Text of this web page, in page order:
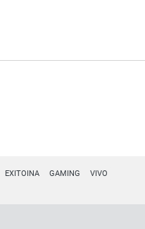
EXITOINA GAMING VIVO